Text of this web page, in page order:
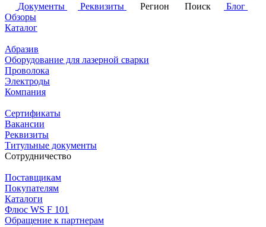
Документы
Реквизиты Регион Поиск
Блог
Обзоры
Каталог
Абразив
Оборудование для лазерной сварки
Проволока
Электроды
Компания
Сертификаты
Вакансии
Реквизиты
Титульные документы
Сотрудничество
Поставщикам
Покупателям
Каталоги
Флюс WS F 101
Обращение к партнерам